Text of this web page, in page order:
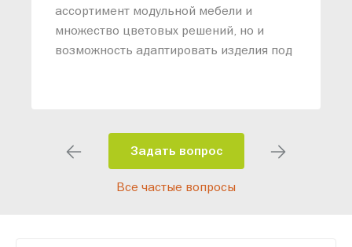
ассортимент модульной мебели и
множество цветовых решений, но и
возможность адаптировать изделия под
помещения и личные пожелания.
Благодаря современному
высокотехнологичному оборудованию
Задать вопрос
Все частые вопросы